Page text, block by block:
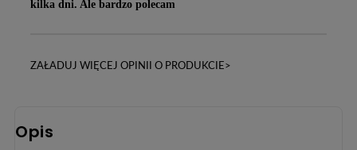
kilka dni. Ale bardzo polecam
ZAŁADUJ WIĘCEJ OPINII O PRODUKCIE>
Opis